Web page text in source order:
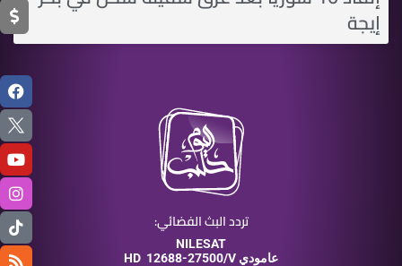
إيجة
تردد البث الفضائي:
NILESAT
HD
12688-27500/V عامودي